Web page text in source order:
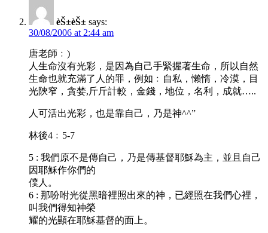
èŠ±èŠ± says:
30/08/2006 at 2:44 am
唐老師﹕)
人生命沒有光彩，是因為自己手緊握著生命，所以自然
生命也就充滿了人的罪，例如﹕自私，懶惰，冷漠，目
光陝窄，貪婪,斤斤計較，金錢，地位，名利，成就…..
人可活出光彩，也是靠自己，乃是神^^”
林後4﹕5-7
5 : 我們原不是傳自己，乃是傳基督耶穌為主，並且自己
因耶穌作你們的
僕人。
6 : 那吩咐光從黑暗裡照出來的神，已經照在我們心裡，
叫我們得知神榮
耀的光顯在耶穌基督的面上。